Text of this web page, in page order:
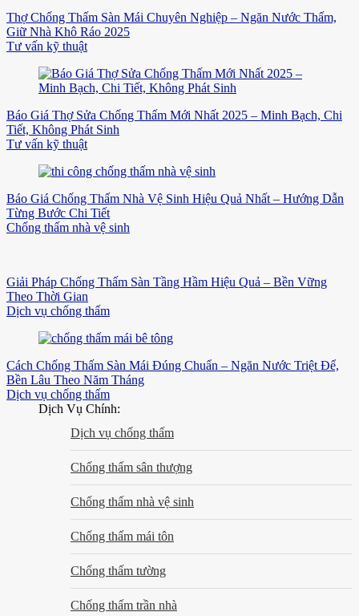
Thợ Chống Thấm Sàn Mái Chuyên Nghiệp – Ngăn Nước Thấm,
Giữ Nhà Khô Ráo 2025
Tư vấn kỹ thuật
Báo Giá Thợ Sửa Chống Thấm Mới Nhất 2025 – Minh Bạch, Chi
Tiết, Không Phát Sinh
Tư vấn kỹ thuật
Báo Giá Chống Thấm Nhà Vệ Sinh Hiệu Quả Nhất – Hướng Dẫn
Từng Bước Chi Tiết
Chống thấm nhà vệ sinh
Giải Pháp Chống Thấm Sàn Tầng Hầm Hiệu Quả – Bền Vững
Theo Thời Gian
Dịch vụ chống thấm
Cách Chống Thấm Sàn Mái Đúng Chuẩn – Ngăn Nước Triệt Để,
Bền Lâu Theo Năm Tháng
Dịch vụ chống thấm
Dịch Vụ Chính:
Dịch vụ chống thấm
Chống thấm sân thượng
Chống thấm nhà vệ sinh
Chống thấm mái tôn
Chống thấm tường
Chống thấm trần nhà